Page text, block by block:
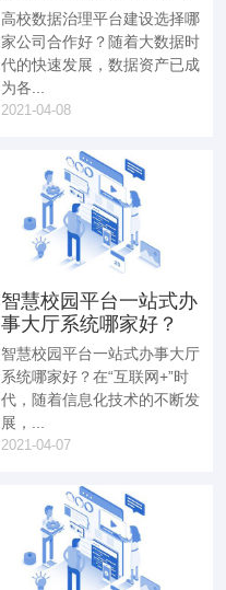
高校数据治理平台建设选择哪
家公司合作好？随着大数据时
代的快速发展，数据资产已成
为各...
2021-04-08
智慧校园平台一站式办
事大厅系统哪家好？
智慧校园平台一站式办事大厅
系统哪家好？在“互联网+”时
代，随着信息化技术的不断发
展，...
2021-04-07